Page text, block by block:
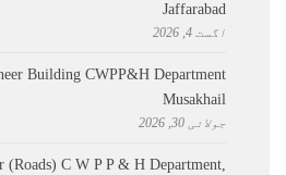
Jaffarabad
اگست 4, 2026
Building CWPP&H Department
Musakhail
جولائی 30, 2026
(Roads) C W P P & H Department,